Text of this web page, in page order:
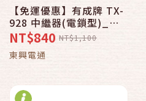
【免運優惠】有成牌 TX-
928 中繼器(電鎖型)_適
用:總機系統 / 家用電話 /
另售TX-928M 門口機
NT$840 NT$1,100
東興電通